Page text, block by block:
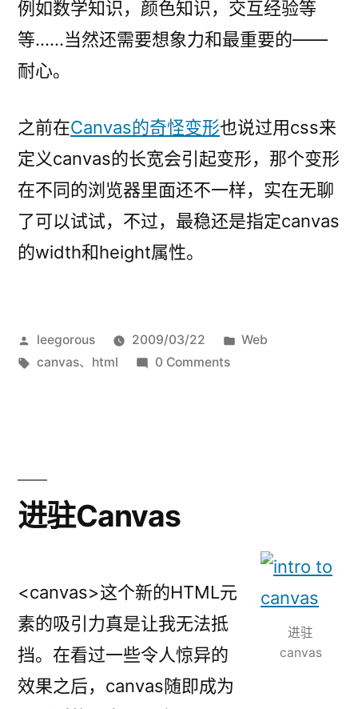
例如数学知识，颜色知识，交互经验等
等……当然还需要想象力和最重要的——
耐心。
之前在Canvas的奇怪变形也说过用css来
定义canvas的长宽会引起变形，那个变形
在不同的浏览器里面还不一样，实在无聊
了可以试试，不过，最稳还是指定canvas
的width和height属性。
发
布
leegorous 2009/03/22
发
Web
标
canvas、 html 0 Comments
进驻Canvas
进驻
canvas
<canvas>这个新的HTML元
素的吸引力真是让我无法抵
挡。在看过一些令人惊异的
效果之后，canvas随即成为